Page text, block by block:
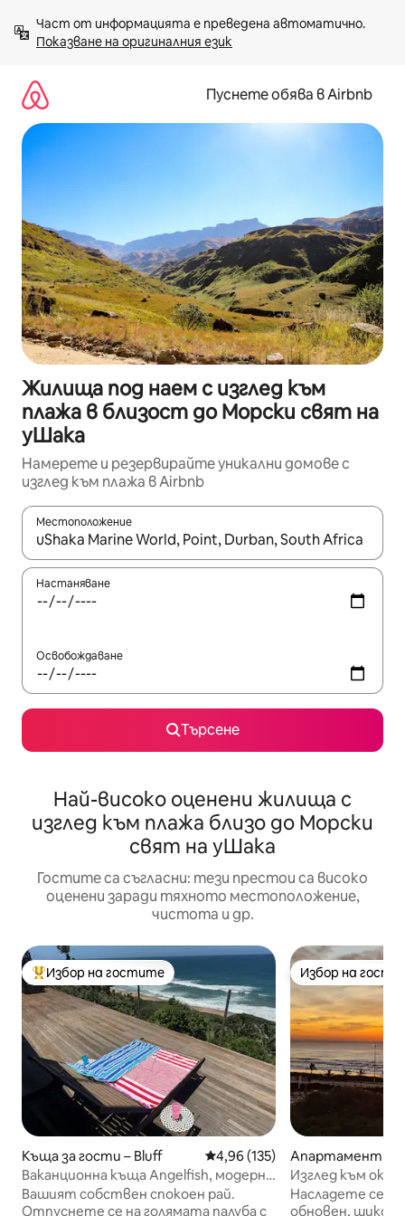
към
съдържанието
Показване на оригиналния език
Пуснете обява в Airbnb
Жилища под наем с изглед към
плажа в близост до Морски свят на
уШака
Намерете и резервирайте уникални домове с
изглед към плажа в Airbnb
Местоположение
Когато резултатите се покажат, използвайте
Настаняване
Освобождаване
Търсене
Най-високо оценени жилища с
изглед към плажа близо до Морски
свят на уШака
Гостите са съгласни: тези престои са високо
оценени заради тяхното местоположение,
чистота и др.
Най-популярен избор на гостите
Избор на гостите
Къща за гости – Bluff Средна оценка: 4,96 от 5,
4,96 (135)
Ваканционна къща Angelfish, модерна
и на плажа
Вашият собствен спокоен рай.
Отпуснете се на голямата палуба с
Избор на
Избор на
Апартамент –
h
Изглед към
180 градуса
Насладете се
обновен,